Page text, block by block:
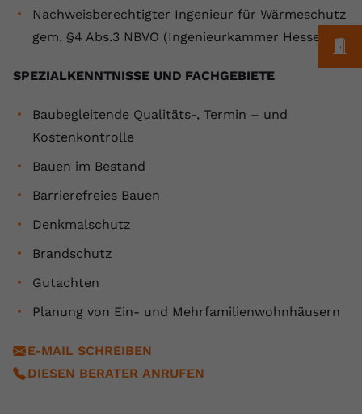
Nachweisberechtigter Ingenieur für Wärmeschutz
gem. §4 Abs.3 NBVO (Ingenieurkammer Hessen)
SPEZIALKENNTNISSE UND FACHGEBIETE
Baubegleitende Qualitäts-, Termin – und
Kostenkontrolle
Bauen im Bestand
Barrierefreies Bauen
Denkmalschutz
Brandschutz
Gutachten
Planung von Ein- und Mehrfamilienwohnhäusern
E-MAIL SCHREIBEN
DIESEN BERATER ANRUFEN
Anbieter youtube.com
Zweck
eingebettete YouTube-Videos und
registriert anonyme statistische Daten.
Laufzeit
Zweck
speichern, der eingebettete YouTube-